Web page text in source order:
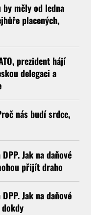
měly od ledna
placených,
prezident hájí
delegaci a
nás budí srdce,
Jak na daňové
přijít draho
Jak na daňové